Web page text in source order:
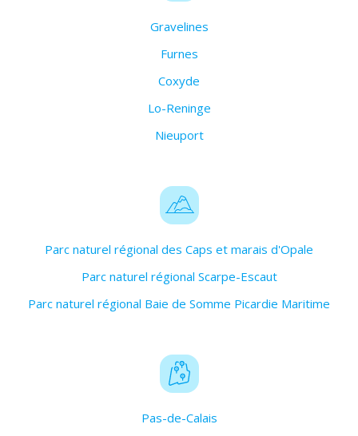
Gravelines
Furnes
Coxyde
Lo-Reninge
Nieuport
Parc naturel régional des Caps et marais d'Opale
Parc naturel régional Scarpe-Escaut
Parc naturel régional Baie de Somme Picardie Maritime
Pas-de-Calais